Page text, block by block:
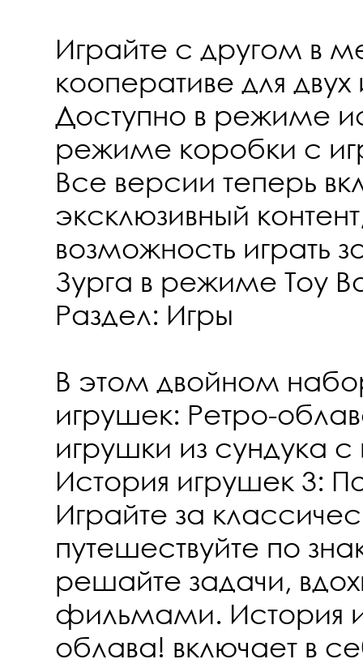
Играйте с другом в
кооперативе для двух
Доступно в режиме
режиме коробки с
Все версии теперь
эксклюзивный
возможность играть
Зурга в режиме Toy
Раздел: Игры
В этом двойном
игрушек: Ретро-
игрушки из сундука
История игрушек 3:
Играйте за
путешествуйте по
решайте задачи,
фильмами. История
облава! включает в